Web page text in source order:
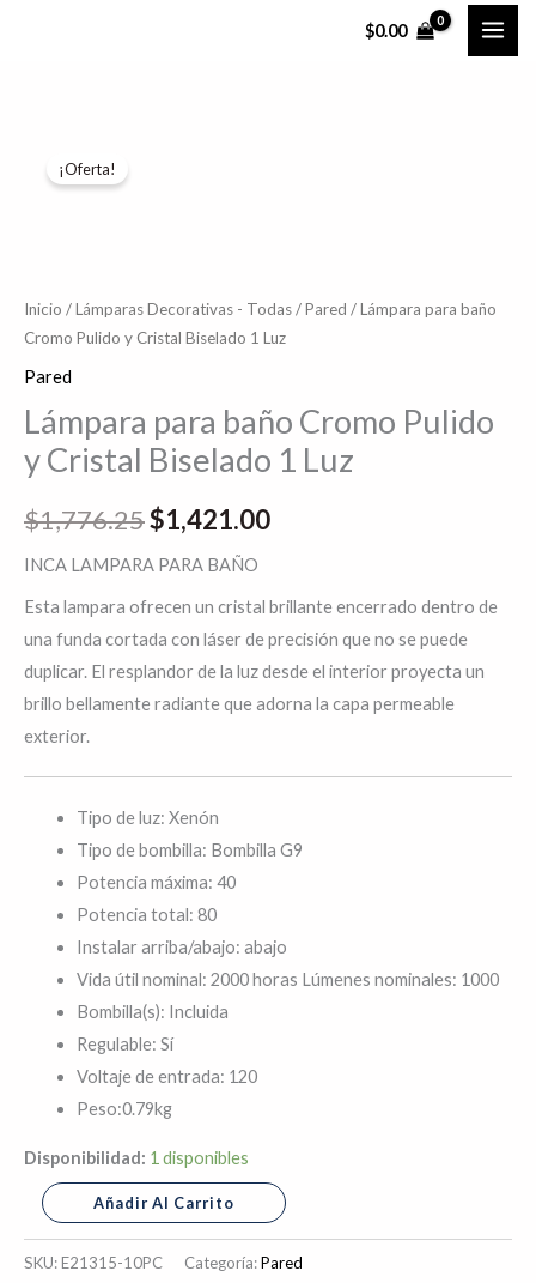
$0.00
¡Oferta!
Inicio /Lámparas Decorativas - Todas/Pared / Lámpara para baño
Cromo Pulido y Cristal Biselado 1 Luz
Pared
Lámpara para baño Cromo Pulido
y Cristal Biselado 1 Luz
$1,776.25
era:
$1,776.25.
$1,421.00
es:
$1,421.00.
INCA LAMPARA PARA BAÑO
Esta lampara ofrecen un cristal brillante encerrado dentro de
una funda cortada con láser de precisión que no se puede
duplicar. El resplandor de la luz desde el interior proyecta un
brillo bellamente radiante que adorna la capa permeable
exterior.
Tipo de luz: Xenón
Tipo de bombilla: Bombilla G9
Potencia máxima: 40
Potencia total: 80
Instalar arriba/abajo: abajo
Vida útil nominal: 2000 horas Lúmenes nominales: 1000
Bombilla(s): Incluida
Regulable: Sí
Voltaje de entrada: 120
Peso:0.79kg
Disponibilidad: 1 disponibles
para
y
Cristal
Biselado
Luz
cantidad
Añadir Al Carrito
SKU:E21315-10PC Categoría:Pared